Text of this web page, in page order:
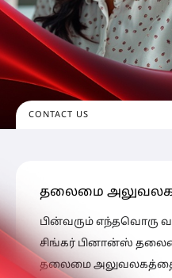
CONTACT US
தலைமை
பின்வரும் எந்தவொரு
சிங்கர் பினான்ஸ்
தலைமை